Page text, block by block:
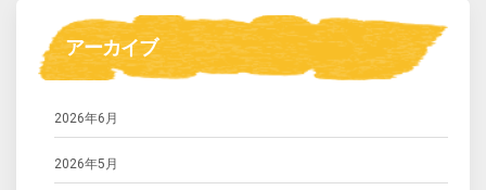
アーカイブ
2026年6月
2026年5月